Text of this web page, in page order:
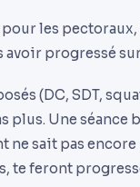
les
avoir progressé
(DC, SDT,
Une séance
ne sait pas
te feront